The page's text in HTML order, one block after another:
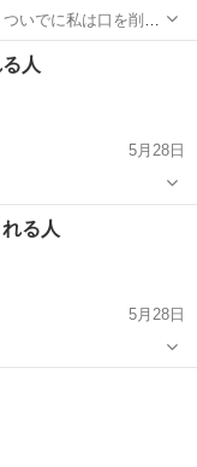
いでに私は口を削が
人
5月28日
る人
5月28日